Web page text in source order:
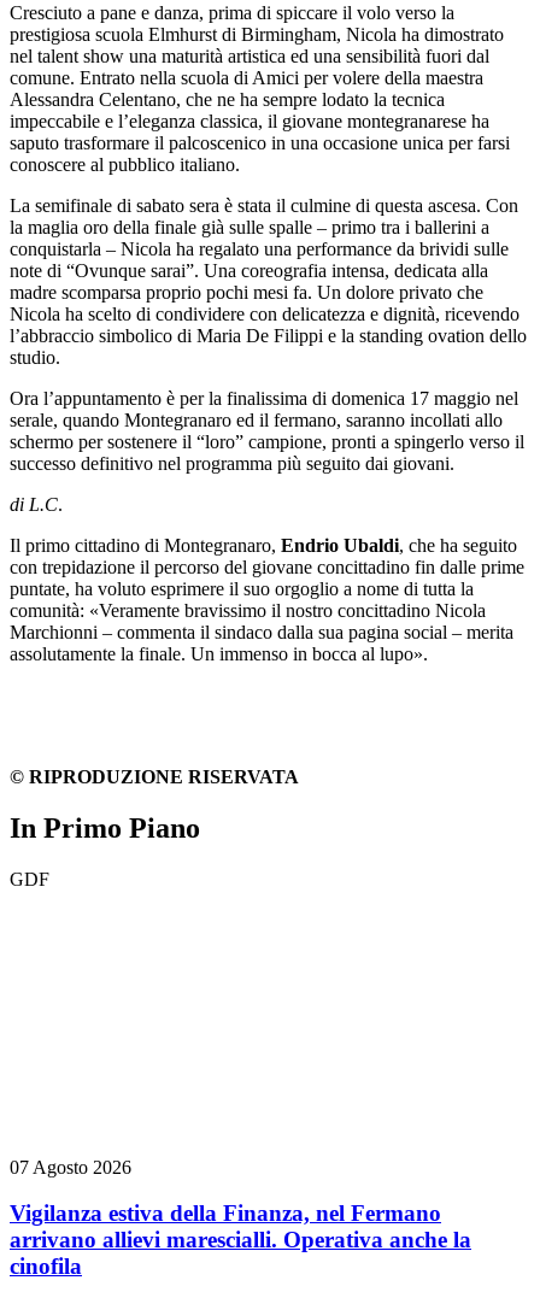
Cresciuto a pane e danza, prima di spiccare il volo verso la
prestigiosa scuola Elmhurst di Birmingham, Nicola ha dimostrato
nel talent show una maturità artistica ed una sensibilità fuori dal
comune. Entrato nella scuola di Amici per volere della maestra
Alessandra Celentano, che ne ha sempre lodato la tecnica
impeccabile e l’eleganza classica, il giovane montegranarese ha
saputo trasformare il palcoscenico in una occasione unica per farsi
conoscere al pubblico italiano.
La semifinale di sabato sera è stata il culmine di questa ascesa. Con
la maglia oro della finale già sulle spalle – primo tra i ballerini a
conquistarla – Nicola ha regalato una performance da brividi sulle
note di “Ovunque sarai”. Una coreografia intensa, dedicata alla
madre scomparsa proprio pochi mesi fa. Un dolore privato che
Nicola ha scelto di condividere con delicatezza e dignità, ricevendo
l’abbraccio simbolico di Maria De Filippi e la standing ovation dello
studio.
Ora l’appuntamento è per la finalissima di domenica 17 maggio nel
serale, quando Montegranaro ed il fermano, saranno incollati allo
schermo per sostenere il “loro” campione, pronti a spingerlo verso il
successo definitivo nel programma più seguito dai giovani.
di L.C.
Il primo cittadino di Montegranaro, Endrio Ubaldi, che ha seguito
con trepidazione il percorso del giovane concittadino fin dalle prime
puntate, ha voluto esprimere il suo orgoglio a nome di tutta la
comunità: «Veramente bravissimo il nostro concittadino Nicola
Marchionni – commenta il sindaco dalla sua pagina social – merita
assolutamente la finale. Un immenso in bocca al lupo».
© RIPRODUZIONE RISERVATA
In Primo Piano
GDF
07 Agosto 2026
Vigilanza estiva della Finanza, nel Fermano
arrivano allievi marescialli. Operativa anche la
cinofila